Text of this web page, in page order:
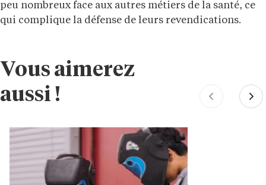
peu nombreux face aux autres métiers de la santé, ce
qui complique la défense de leurs revendications.
Vous aimerez
aussi !